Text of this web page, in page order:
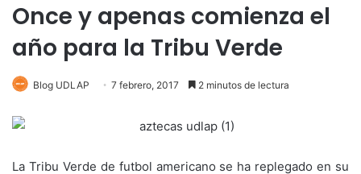
Once y apenas comienza el
año para la Tribu Verde
Blog UDLAP 7 febrero, 2017 2 minutos de lectura
La Tribu Verde de futbol americano se ha replegado en su